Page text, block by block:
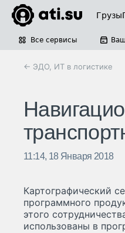
Грузы
Все сервисы
← ЭДО, ИТ в логистике
11:14, 18 Января 2018
Картографический
программного
этого
использованы в